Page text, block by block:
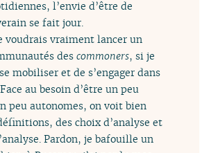
l’envie d’être de
se fait jour.
voudrais vraiment lancer un
descommoners, si je
mobiliser et de s’engager dans
au besoin d’être un peu
peu autonomes, on voit bien
des choix d’analyse et
Pardon, je bafouille un